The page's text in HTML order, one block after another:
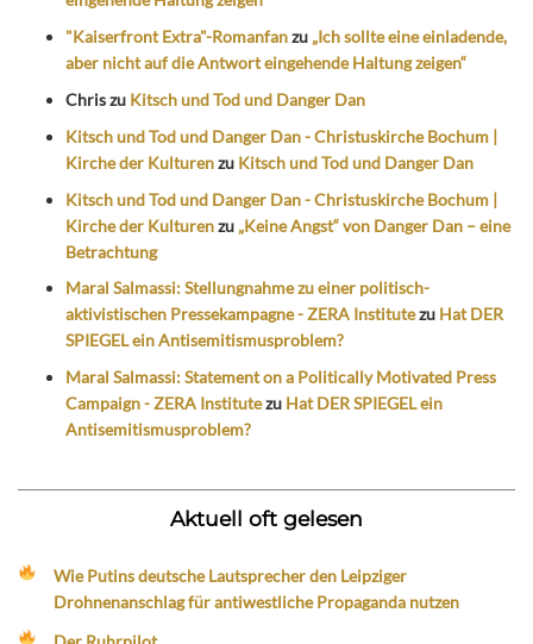
"Kaiserfront Extra"-Romanfanzu „Ich sollte eine einladende,
aber nicht auf die Antwort eingehende Haltung zeigen“
Chriszu Kitsch und Tod und Danger Dan
Kitsch und Tod und Danger Dan - Christuskirche Bochum |
Kirche der Kulturenzu Kitsch und Tod und Danger Dan
Kitsch und Tod und Danger Dan - Christuskirche Bochum |
Kirche der Kulturenzu „Keine Angst“ von Danger Dan – eine
Betrachtung
Maral Salmassi: Stellungnahme zu einer politisch-
aktivistischen Pressekampagne - ZERA Institutezu Hat DER
SPIEGEL ein Antisemitismusproblem?
Maral Salmassi: Statement on a Politically Motivated Press
Campaign - ZERA Institutezu Hat DER SPIEGEL ein
Antisemitismusproblem?
Aktuell oft gelesen
Wie Putins deutsche Lautsprecher den Leipziger
Drohnenanschlag für antiwestliche Propaganda nutzen